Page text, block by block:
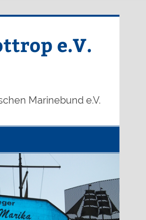
e.V.
Marinebund e.V.